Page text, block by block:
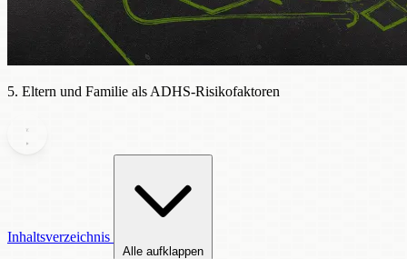
5. Eltern und Familie als ADHS-Risikofaktoren
Inhaltsverzeichnis
Alle aufklappen